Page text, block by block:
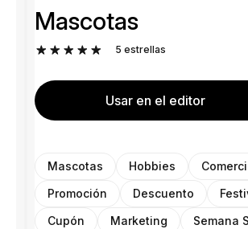
Mascotas
5 estrellas
Usar en el editor
Mascotas Hobbies
Promoción
Descuento
Cupón
Marketing Semana